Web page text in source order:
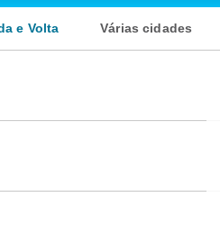
e Volta Várias cidades